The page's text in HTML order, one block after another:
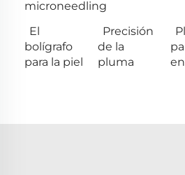
microneedling
El
bolígrafo
para la piel
Precisión
de la
pluma